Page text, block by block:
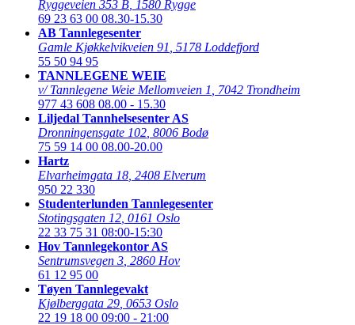
Ryggeveien 353 B 1580 Rygge
69 23 63 00 08.30-15.30
AB Tannlegesenter
Gamle Kjøkkelvikveien 91 5178 Loddefjord
55 50 94 95
TANNLEGENE WEIE
v/ Tannlegene Weie Mellomveien 1
7042 Trondheim
977 43 608 08.00 - 15.30
Liljedal Tannhelsesenter AS
Dronningensgate 102 8006 Bodø
75 59 14 00 08.00-20.00
Hartz
Elvarheimgata 18 2408 Elverum
950 22 330
Studenterlunden Tannlegesenter
Stotingsgaten 12 0161 Oslo
22 33 75 31 08:00-15:30
Hov Tannlegekontor AS
Sentrumsvegen 3 2860 Hov
61 12 95 00
Tøyen Tannlegevakt
Kjølberggata 29 0653 Oslo
22 19 18 00 09:00 - 21:00